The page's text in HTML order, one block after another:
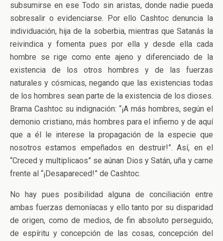
subsumirse en ese Todo sin aristas, donde nadie pueda
sobresalir o evidenciarse. Por ello Cashtoc denuncia la
individuación, hija de la soberbia, mientras que Satanás la
reivindica y fomenta pues por ella y desde ella cada
hombre se rige como ente ajeno y diferenciado de la
existencia de los otros hombres y de las fuerzas
naturales y cósmicas, negando que las existencias todas
de los hombres sean parte de la existencia de los dioses.
Brama Cashtoc su indignación: “¡A más hombres, según el
demonio cristiano, más hombres para el infierno y de aquí
que a él le interese la propagación de la especie que
nosotros estamos empeñados en destruir!”. Así, en el
“Creced y multiplicaos” se aúnan Dios y Satán, uña y carne
frente al “¡Desapareced!” de Cashtoc.
No hay pues posibilidad alguna de conciliación entre
ambas fuerzas demoníacas y ello tanto por su disparidad
de origen, como de medios, de fin absoluto perseguido,
de espíritu y concepción de las cosas, concepción del